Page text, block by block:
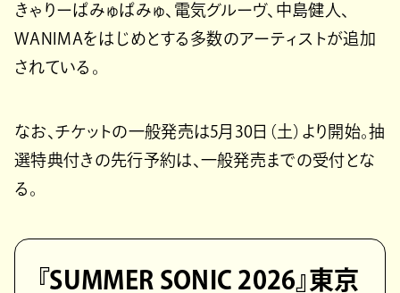
きゃりーぱみゅぱみゅ、電気グルーヴ、中島健人、
WANIMAをはじめとする多数のアーティストが追加
されている。
なお、チケットの一般発売は5月30日（土）より開始。抽
選特典付きの先行予約は、一般発売までの受付とな
る。
『SUMMER SONIC 2026』東京